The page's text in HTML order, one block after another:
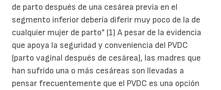
de parto después de una cesárea previa en el
segmento inferior debería diferir muy poco de la de
cualquier mujer de parto" (1) A pesar de la evidencia
que apoya la seguridad y conveniencia del PVDC
(parto vaginal después de cesárea), las madres que
han sufrido una o más cesáreas son llevadas a
pensar frecuentemente que el PVDC es una opción